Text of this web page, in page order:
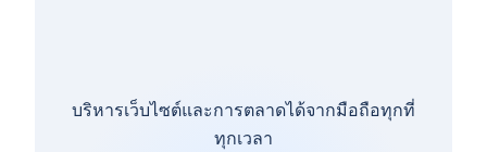
บริหารเว็บไซต์และการตลาดได้จากมือถือทุกที่
ทุกเวลา